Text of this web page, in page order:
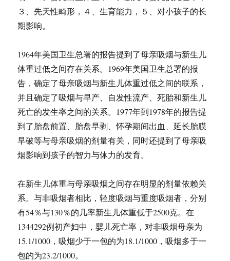
３、先天性畸形，４、生育能力，５、对小孩子的长
期影响。
1964年美国卫生总署的报告提到了母亲吸烟与新生儿
体重过低之间存在关系。1969年美国卫生总署的报
告，确定了母亲吸烟与新生儿体重过低之间的联系，
并且确定了吸烟与早产、自发性流产、死胎和新生儿
死亡的发生率之间的关系。1977年到1978年的报告提
到了胎盘前置、胎盘早剥、怀孕期间出血、延长胎膜
早破等与母亲吸烟的剂量有关，同时还提到了母亲吸
烟影响到孩子的智力与体力的发育。
在新生儿体重与母亲吸烟之间存在明显的剂量依赖关
系。与非吸烟者相比，轻度吸烟与重度吸烟者，分别
有54％与130％的几率新生儿体重低于2500克。在
1344292例初产妇中，婴儿死亡率，对非吸烟母亲为
15.1/1000，吸烟少于一包的为18.1/1000，吸烟多于一
包的为23.2/1000。